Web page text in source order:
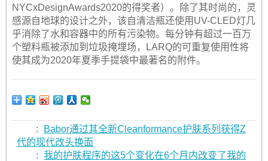
NYCxDesignAwards2020的得奖者）。除了其时尚的，灵
感源自地球的设计之外，该自清洁瓶还使用UV-CLED灯几
乎消除了水和容器中的所有污染物。每分钟有超过一百万
个塑料瓶被添加到垃圾掩埋场，LARQ的可重复使用性将
使其成为2020年夏季手提袋中最著名的附件。
:
Babor通过其全新Cleanformance护肤系列获得Z
代的现代改头换面
: 我的护肤程序的这5个变化在6个月内改变了我的